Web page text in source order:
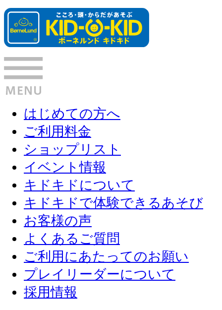
はじめての方へ
ご利用料金
ショップリスト
イベント情報
キドキドについて
キドキドで体験できるあそび
お客様の声
よくあるご質問
ご利用にあたってのお願い
プレイリーダーについて
採用情報